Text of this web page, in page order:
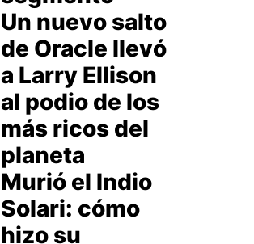
Un nuevo salto
de Oracle llevó
a Larry Ellison
al podio de los
más ricos del
planeta
Murió el Indio
Solari: cómo
hizo su